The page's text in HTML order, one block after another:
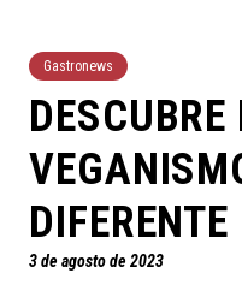
Gastronews
DESCUBRE
3 de agosto de 2023